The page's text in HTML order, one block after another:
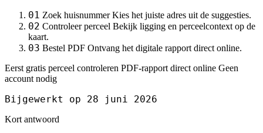
01 Zoek huisnummer Kies het juiste adres uit de suggesties.
02 Controleer perceel Bekijk ligging en perceelcontext op de
kaart.
03 Bestel PDF Ontvang het digitale rapport direct online.
Eerst gratis perceel controleren PDF-rapport direct online Geen
account nodig
Bijgewerkt op 28 juni 2026
Kort antwoord